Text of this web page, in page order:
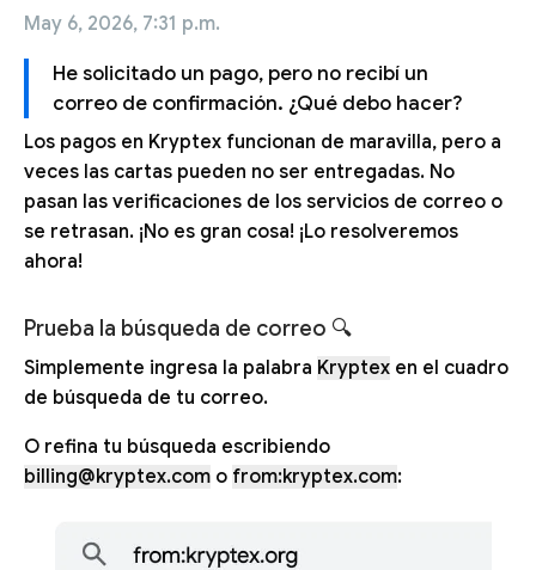
May 6, 2026, 7:31 p.m.
He solicitado un pago, pero no recibí un
correo de confirmación. ¿Qué debo hacer?
Los pagos en Kryptex funcionan de maravilla, pero a
veces las cartas pueden no ser entregadas. No
pasan las verificaciones de los servicios de correo o
se retrasan. ¡No es gran cosa! ¡Lo resolveremos
ahora!
Prueba la búsqueda de correo 🔍
Simplemente ingresa la palabra Kryptex en el cuadro
de búsqueda de tu correo.
O refina tu búsqueda escribiendo
billing@kryptex.com o from:kryptex.com: